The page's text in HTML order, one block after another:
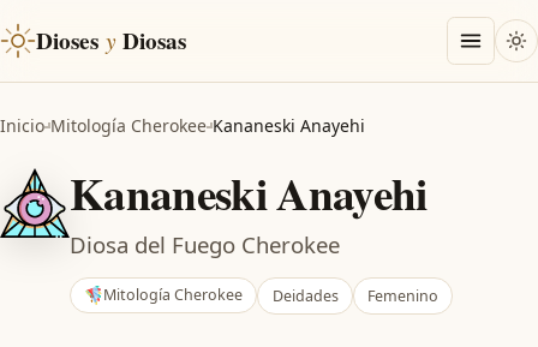
Dioses y Diosas
Inicio Mitología Cherokee Kananeski Anayehi
Kananeski Anayehi
Diosa del Fuego Cherokee
Mitología Cherokee Deidades Femenino